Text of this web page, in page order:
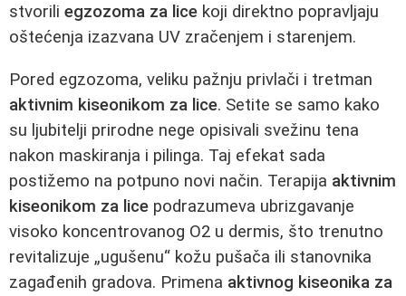
stvorili egzozoma za lice koji direktno popravljaju
oštećenja izazvana UV zračenjem i starenjem.
Pored egzozoma, veliku pažnju privlači i tretman
aktivnim kiseonikom za lice. Setite se samo kako
su ljubitelji prirodne nege opisivali svežinu tena
nakon maskiranja i pilinga. Taj efekat sada
postižemo na potpuno novi način. Terapija aktivnim
kiseonikom za lice podrazumeva ubrizgavanje
visoko koncentrovanog O2 u dermis, što trenutno
revitalizuje „ugušenu“ kožu pušača ili stanovnika
zagađenih gradova. Primena aktivnog kiseonika za